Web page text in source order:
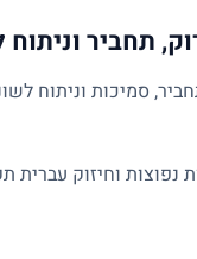
תחביר וניתוח
סמיכות וניתוח
וחיזוק עברית